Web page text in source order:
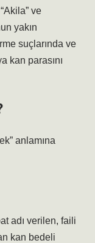
ve
yakın
suçlarında ve
kan parasını
anlamına
adı verilen, faili
kan bedeli